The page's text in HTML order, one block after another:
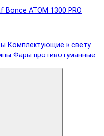
Bonce ATOM 1300 PRO
Комплектующие к свету
Фары противотуманные